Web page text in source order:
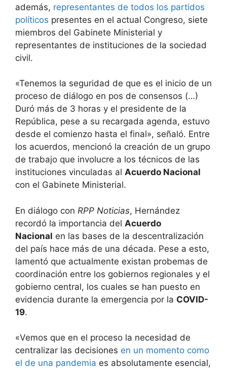
además, representantes de todos los partidos
políticos presentes en el actual Congreso, siete
miembros del Gabinete Ministerial y
representantes de instituciones de la sociedad
civil.
«Tenemos la seguridad de que es el inicio de un
proceso de diálogo en pos de consensos (…)
Duró más de 3 horas y el presidente de la
República, pese a su recargada agenda, estuvo
desde el comienzo hasta el final», señaló. Entre
los acuerdos, mencionó la creación de un grupo
de trabajo que involucre a los técnicos de las
instituciones vinculadas al Acuerdo Nacional
con el Gabinete Ministerial.
En diálogo con RPP Noticias, Hernández
recordó la importancia del Acuerdo
Nacional en las bases de la descentralización
del país hace más de una década. Pese a esto,
lamentó que actualmente existan probemas de
coordinación entre los gobiernos regionales y el
gobierno central, los cuales se han puesto en
evidencia durante la emergencia por la COVID-
19.
«Vemos que en el proceso la necesidad de
centralizar las decisiones en un momento como
el de una pandemia es absolutamente esencial,